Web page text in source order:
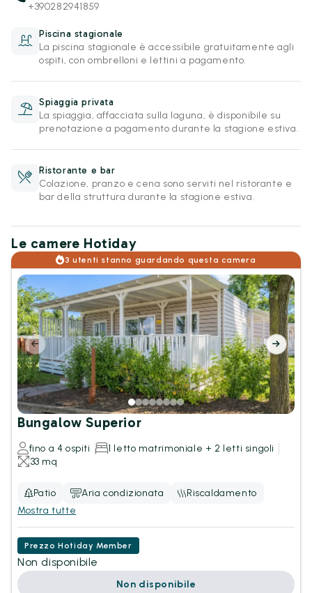
+390282941859
Piscina stagionale
La piscina stagionale è accessibile gratuitamente agli
ospiti, con ombrelloni e lettini a pagamento.
Spiaggia privata
La spiaggia, affacciata sulla laguna, è disponibile su
prenotazione a pagamento durante la stagione estiva.
Ristorante e bar
Colazione, pranzo e cena sono serviti nel ristorante e
bar della struttura durante la stagione estiva.
Le camere Hotiday
3 utenti stanno guardando questa camera
Bungalow Superior
fino a 4 ospiti
1 letto matrimoniale + 2 letti singoli
33 mq
Patio Aria condizionata
Riscaldamento
Mostra tutte
Prezzo Hotiday Member
Non disponibile
Non disponibile